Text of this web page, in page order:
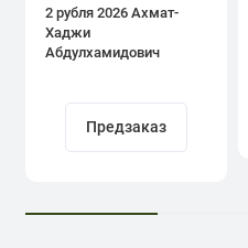
2 рубля 2026 Ахмат-
Хаджи
Абдулхамидович
Предзаказ